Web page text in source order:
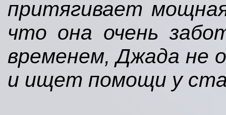
притягивает
что она очень
временем, Джада не
и ищет помощи у